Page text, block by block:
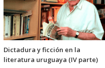
Dictadura y ficción en la
literatura uruguaya (IV parte)